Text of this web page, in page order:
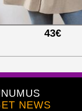
43€
NEWS